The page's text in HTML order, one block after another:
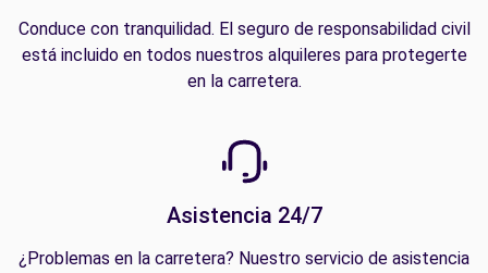
Conduce con tranquilidad. El seguro de responsabilidad civil
está incluido en todos nuestros alquileres para protegerte
en la carretera.
Asistencia 24/7
¿Problemas en la carretera? Nuestro servicio de asistencia